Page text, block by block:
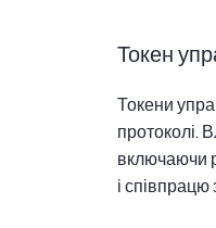
Токен
Токени
протоколі.
включаючи
і